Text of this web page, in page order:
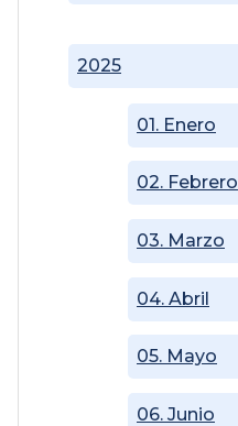
2025
01. Enero
02. Febrero
03. Marzo
04. Abril
05. Mayo
06. Junio